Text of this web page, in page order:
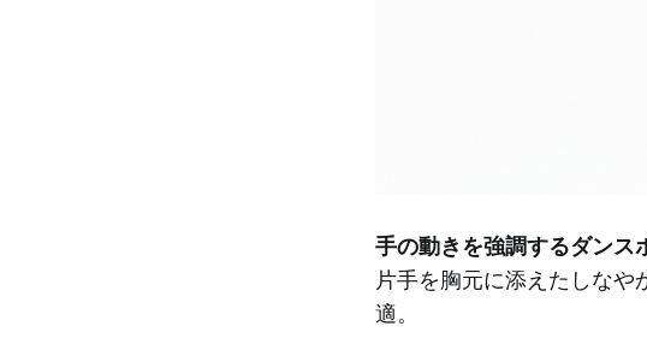
手の動きを強調するダンス
片手を胸元に添えたしな
適。